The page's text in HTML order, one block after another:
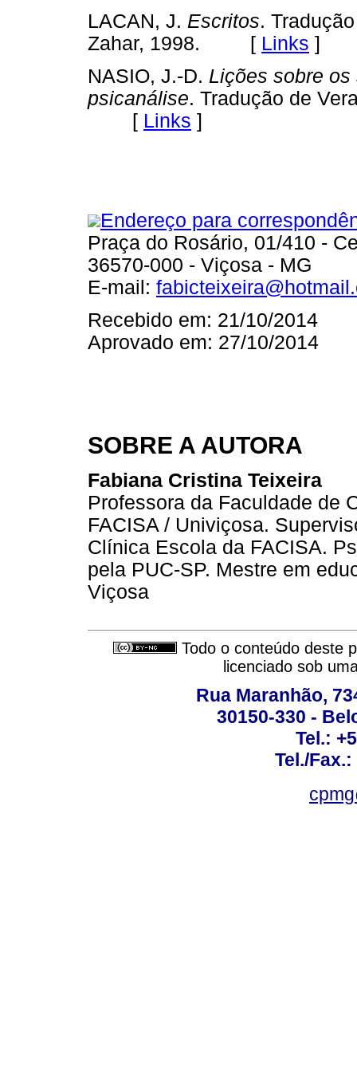
LACAN, J. Escritos.
Zahar, 1998. [ Links ]
NASIO, J.-D. Lições sobre
psicanálise. Tradução de
[ Links ]
Endereço para
Praça do Rosário, 01/410 -
36570-000 - Viçosa - MG
E-mail:
Recebido em: 21/10/2014
Aprovado em: 27/10/2014
SOBRE A AUTORA
Fabiana Cristina Teixeira
Professora da Faculdade de
FACISA / Univiçosa.
Clínica Escola da FACISA.
pela PUC-SP. Mestre em
Viçosa
Todo o conteúdo deste
licenciado sob
Rua Maranhão,
30150-330 -
Tel.:
Tel./Fax.: